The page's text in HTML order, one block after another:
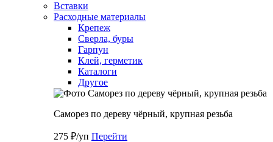
Вставки
Расходные материалы
Крепеж
Сверла, буры
Гарпун
Клей, герметик
Каталоги
Другое
Саморез по дереву чёрный, крупная резьба
275 ₽/уп Перейти